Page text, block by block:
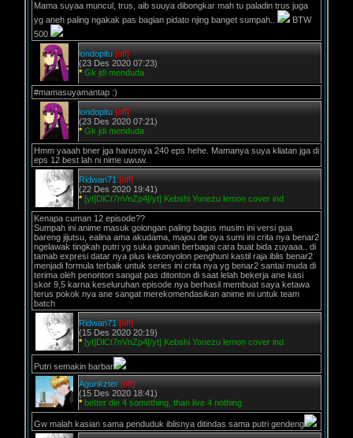
Mama suyaa muncul, trus, aib suuya dibongkar mah tu paladin trus juga
yg aneh paling ngakak pas bagian pidato njing banget sumpah..
BTW
500
londopitu [off]
(23 Des 2020 07:23)
* Gk jdi menduda
#mamasuyamantap :)
londopitu [off]
(23 Des 2020 07:21)
* Gk jdi menduda
Hmm yaaah bner jga harusnya 240 eps hehe. Mamanya suya kliatan jga di
eps 12 best lah ni nime uwuw.
Ridwan71 [off]
(22 Des 2020 19:41)
* [yt]DlCt7nVnZp4[/yt] Kebshi Yonezu lemon cover ind
Kenapa cuman 12 episode??
Sumpah ini anime masuk golongan paling bagus musim ini versi gua
bareng jijutsu, ealina ama akudama, majou de oya sumi ini crita nya benar2
ngelawak tingkah putri yg suka gunain berbagai cara buat bida zuyaaa.. di
tamab expresi datar nya plus kekonyolon penghuni kastil raja iblis benar2
menjadi formula terbaik untuk series ini crita nya yg benar2 santai muda di
terima oleh penonton sangat pas ditonton di saat lelah bekerja ane kasi
skor 9,5 karna keseluruhan episode nya berhasil membuat saya ketawa
terus pokok nya ane sangat merekomendasikan anime ini untuk team
batch
Ridwan71 [off]
(15 Des 2020 20:19)
* [yt]DlCt7nVnZp4[/yt] Kebshi Yonezu lemon cover ind
Putri semakin barbar
Agunkzter [off]
(15 Des 2020 18:41)
* better die 4 something, than live 4 nothing
Gw malah kasian sama penduduk iblisnya ditindas sama putri gendeng